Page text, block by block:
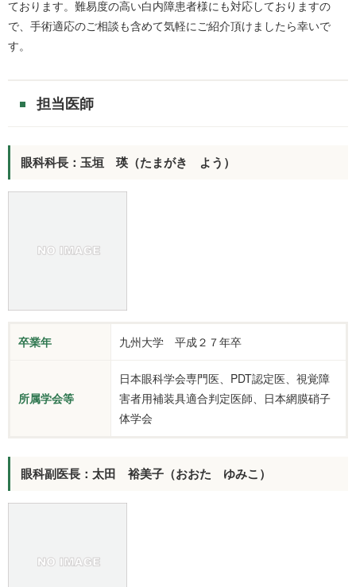
ております。難易度の高い白内障患者様にも対応しておりますの
で、手術適応のご相談も含めて気軽にご紹介頂けましたら幸いで
す。
担当医師
眼科科長：玉垣 瑛（たまがき よう）
卒業年 九州大学 平成２７年卒
所属学会等
日本眼科学会専門医、PDT認定医、視覚障
害者用補装具適合判定医師、日本網膜硝子
体学会
眼科副医長：太田 裕美子（おおた ゆみこ）